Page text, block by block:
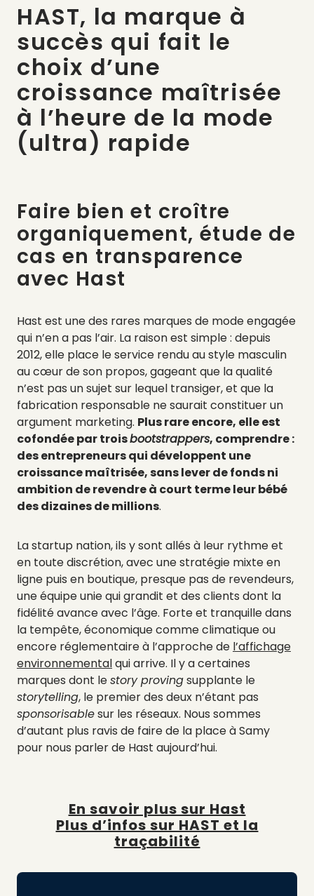
HAST, la marque à
succès qui fait le
choix d’une
croissance maîtrisée
à l’heure de la mode
(ultra) rapide
Faire bien et croître
organiquement, étude de
cas en transparence
avec Hast
Hast est une des rares marques de mode engagée
qui n’en a pas l’air. La raison est simple : depuis
2012, elle place le service rendu au style masculin
au cœur de son propos, gageant que la qualité
n’est pas un sujet sur lequel transiger, et que la
fabrication responsable ne saurait constituer un
argument marketing. Plus rare encore, elle est
cofondée par troisbootstrappers, comprendre :
des entrepreneurs qui développent une
croissance maîtrisée, sans lever de fonds ni
ambition de revendre à court terme leur bébé
des dizaines de millions.
La startup nation, ils y sont allés à leur rythme et
en toute discrétion, avec une stratégie mixte en
ligne puis en boutique, presque pas de revendeurs,
une équipe unie qui grandit et des clients dont la
fidélité avance avec l’âge. Forte et tranquille dans
la tempête, économique comme climatique ou
encore réglementaire à l’approche de l’affichage
environnementalqui arrive. Il y a certaines
marques dont lestory provingsupplante le
storytelling, le premier des deux n’étant pas
sponsorisablesur les réseaux. Nous sommes
d’autant plus ravis de faire de la place à Samy
pour nous parler de Hast aujourd’hui.
En savoir plus sur Hast
Plus d’infos sur HAST et la
traçabilité